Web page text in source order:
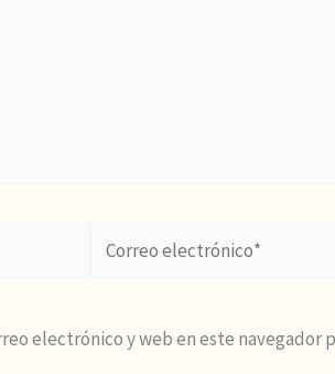
Correo
electrónico y web en este navegador